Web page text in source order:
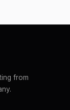
from